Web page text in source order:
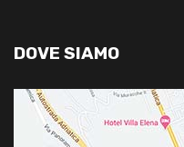
DOVE SIAMO